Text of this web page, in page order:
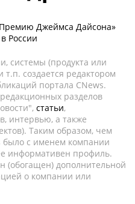
Джеймса Дайсона»
России
системы (продукта или
т.п. создается редактором
портала CNews.
разделов
статьи,
интервью, а также
Таким образом, чем
было с именем компании
информативен профиль.
(обогащен) дополнительной
о компании или